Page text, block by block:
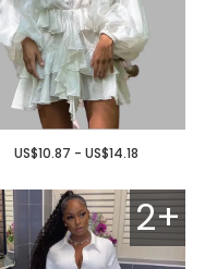
US$10.87 - US$14.18
2+